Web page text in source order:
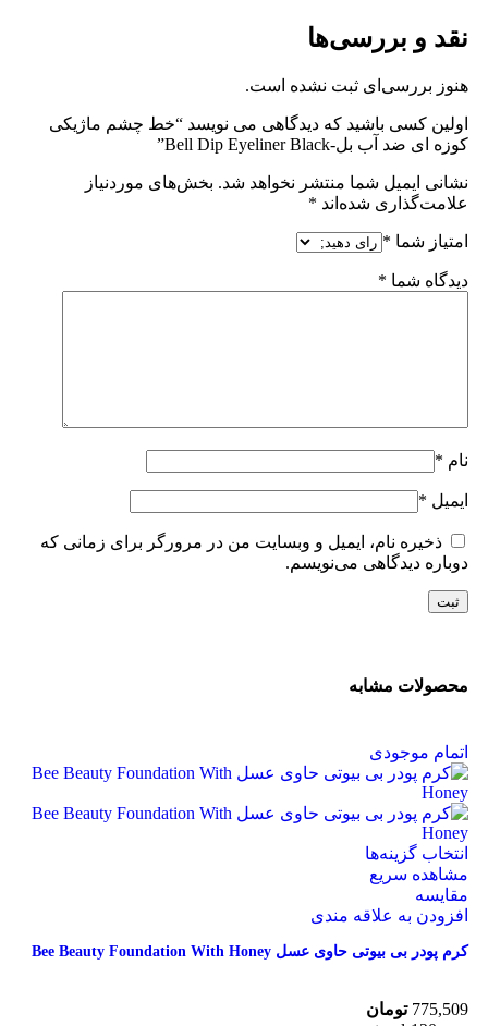
نقد و بررسی‌ها
هنوز بررسی‌ای ثبت نشده است.
اولین کسی باشید که دیدگاهی می نویسد “خط چشم ماژیکی
کوزه ای ضد آب بل-Bell Dip Eyeliner Black”
نشانی ایمیل شما منتشر نخواهد شد. بخش‌های موردنیاز
علامت‌گذاری شده‌اند *
امتیاز شما *
دیدگاه شما *
نام *
ایمیل *
ذخیره نام، ایمیل و وبسایت من در مرورگر برای زمانی که
دوباره دیدگاهی می‌نویسم.
محصولات مشابه
اتمام موجودی
انتخاب گزینه‌ها
مشاهده سریع
مقایسه
افزودن به علاقه مندی
کرم پودر بی بیوتی حاوی عسل Bee Beauty Foundation With Honey
775,509 تومان